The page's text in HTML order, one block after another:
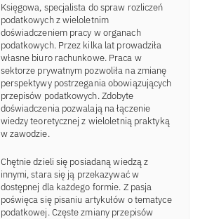
Księgowa, specjalista do spraw rozliczeń
podatkowych z wieloletnim
doświadczeniem pracy w organach
podatkowych. Przez kilka lat prowadziła
własne biuro rachunkowe. Praca w
sektorze prywatnym pozwoliła na zmianę
perspektywy postrzegania obowiązujących
przepisów podatkowych. Zdobyte
doświadczenia pozwalają na łączenie
wiedzy teoretycznej z wieloletnią praktyką
w zawodzie.
Chętnie dzieli się posiadaną wiedzą z
innymi, stara się ją przekazywać w
dostępnej dla każdego formie. Z pasja
poświęca się pisaniu artykułów o tematyce
podatkowej. Częste zmiany przepisów